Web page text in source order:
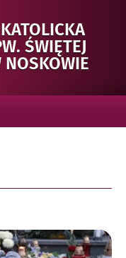
ŚWIĘTEJ
NOSKOWIE